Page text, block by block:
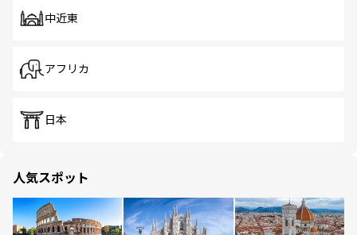
中近東
アフリカ
日本
人気スポット